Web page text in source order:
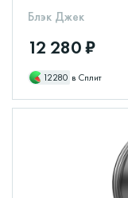
Блэк Джек
12 280 ₽
12280 в Сплит